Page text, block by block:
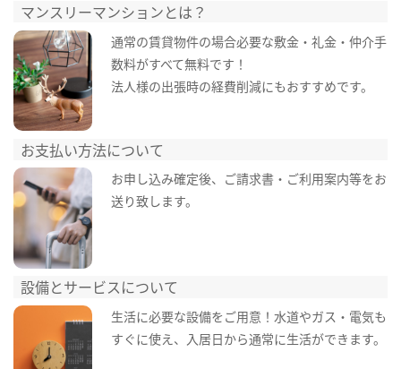
マンスリーマンションとは？
通常の賃貸物件の場合必要な敷金・礼金・仲介手
数料がすべて無料です！
法人様の出張時の経費削減にもおすすめです。
お支払い方法について
お申し込み確定後、ご請求書・ご利用案内等をお
送り致します。
設備とサービスについて
生活に必要な設備をご用意！水道やガス・電気も
すぐに使え、入居日から通常に生活ができます。